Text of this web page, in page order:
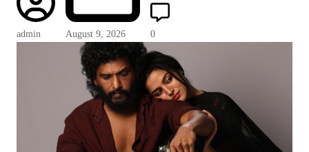
admin August 9, 2026 0